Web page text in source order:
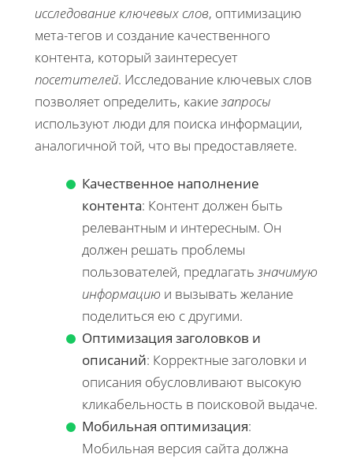
исследование ключевых слов, оптимизацию
мета-тегов и создание качественного
контента, который заинтересует
посетителей. Исследование ключевых слов
позволяет определить, какиезапросы
используют люди для поиска информации,
аналогичной той, что вы предоставляете.
Качественное наполнение
контента: Контент должен быть
релевантным и интересным. Он
должен решать проблемы
пользователей, предлагать значимую
информацию и вызывать желание
поделиться ею с другими.
Оптимизация заголовков и
описаний: Корректные заголовки и
описания обусловливают высокую
кликабельность в поисковой выдаче.
Мобильная оптимизация:
Мобильная версия сайта должна